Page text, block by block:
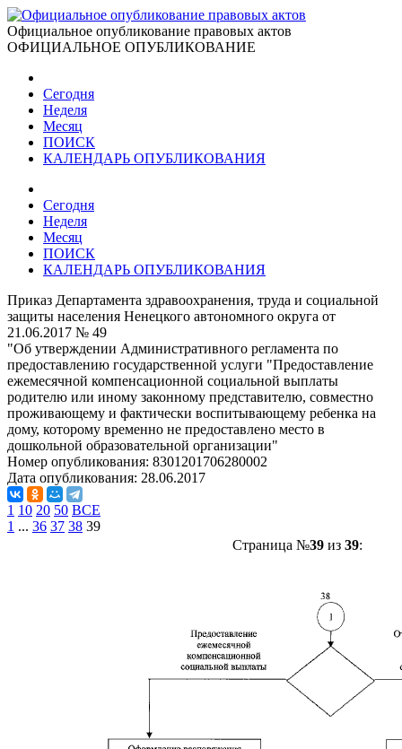
Официальное опубликование правовых актов
ОФИЦИАЛЬНОЕ ОПУБЛИКОВАНИЕ
Сегодня
Неделя
Месяц
ПОИСК
КАЛЕНДАРЬ ОПУБЛИКОВАНИЯ
Сегодня
Неделя
Месяц
ПОИСК
КАЛЕНДАРЬ ОПУБЛИКОВАНИЯ
Приказ Департамента здравоохранения, труда и социальной
защиты населения Ненецкого автономного округа от
21.06.2017 № 49
"Об утверждении Административного регламента по
предоставлению государственной услуги "Предоставление
ежемесячной компенсационной социальной выплаты
родителю или иному законному представителю, совместно
проживающему и фактически воспитывающему ребенка на
дому, которому временно не предоставлено место в
дошкольной образовательной организации"
Номер опубликования: 8301201706280002
Дата опубликования: 28.06.2017
1 10 20 50 ВСЕ
1 ... 36 37 38 39
Страница №39из 39: